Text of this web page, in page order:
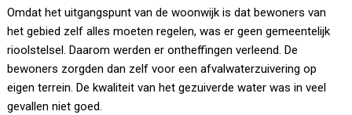
Omdat het uitgangspunt van de woonwijk is dat bewoners van
het gebied zelf alles moeten regelen, was er geen gemeentelijk
rioolstelsel. Daarom werden er ontheffingen verleend. De
bewoners zorgden dan zelf voor een afvalwaterzuivering op
eigen terrein. De kwaliteit van het gezuiverde water was in veel
gevallen niet goed.